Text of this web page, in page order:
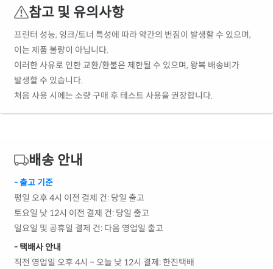
참고 및 유의사항
프린터 성능, 잉크/토너 특성에 따라 약간의 번짐이 발생할 수 있으며,
이는 제품 불량이 아닙니다.
이러한 사유로 인한 교환/환불은 제한될 수 있으며, 왕복 배송비가
발생할 수 있습니다.
처음 사용 시에는 소량 구매 후 테스트 사용을 권장합니다.
배송 안내
- 출고 기준
평일 오후 4시 이전 결제 건: 당일 출고
토요일 낮 12시 이전 결제 건: 당일 출고
일요일 및 공휴일 결제 건: 다음 영업일 출고
- 택배사 안내
직전 영업일 오후 4시 ~ 오늘 낮 12시 결제: 한진택배